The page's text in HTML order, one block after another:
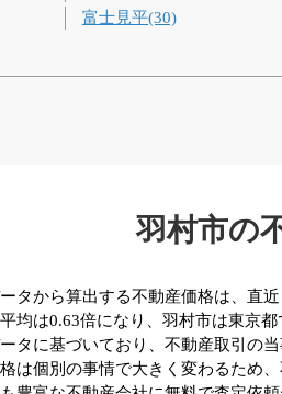
富士見平(30)
羽村市の
タから算出する不動産価格は、直
均は0.63倍になり、羽村市は東京
タに基づいており、不動産取引の
は個別の事情で大きく変わるため